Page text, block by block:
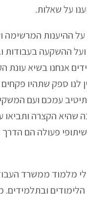
על שאלות.
ההיענות המרשימה
ההשקעה בעבודות
אנחנו בשיא עונת
לנו ספק שתהיו
עמכם ועם
הקצרה ותביאו
פעולה הם
מלמוד ממשרד
ובתלמידים.